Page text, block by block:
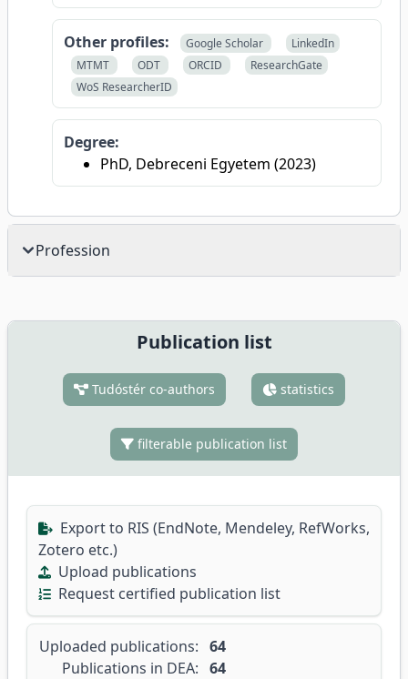
Other profiles: Google Scholar
LinkedIn
MTMT
ODT ORCID
ResearchGate
WoS ResearcherID
Degree:
PhD, Debreceni Egyetem (2023)
Profession
Publication list
Tudóstér co-authors statistics
filterable publication list
Export to RIS (EndNote, Mendeley, RefWorks,
Zotero etc.)
Upload publications
Request certified publication list
Uploaded publications: 64
Publications in DEA: 64